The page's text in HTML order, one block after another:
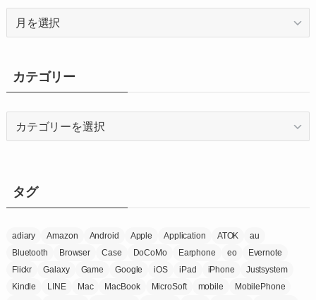
ブ
カテゴリー
ータグ
adiary Amazon Android Apple Application ATOK
au
Bluetooth
Browser Case DoCoMo Earphone eo
Evernote
Flickr
Galaxy Game Google iOS iPad iPhone
Justsystem
Kindle
LINE Mac MacBook MicroSoft mobile
MobilePhone